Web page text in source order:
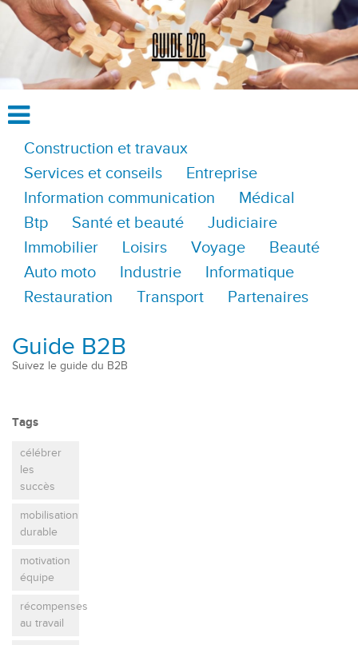
Construction et travaux
Services et conseils
Entreprise
Information communication
Médical
Btp
Santé et beauté
Judiciaire
Immobilier
Loisirs Voyage
Beauté
Auto moto
Industrie
Informatique
Restauration
Transport Partenaires
Guide B2B
Suivez le guide du B2B
Tags
célébrer
les
succès
mobilisation
durable
motivation
équipe
récompenses
au travail